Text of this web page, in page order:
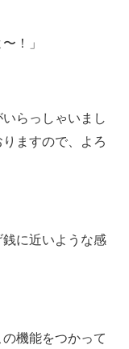
！」
らっしゃいまし
ますので、よろ
に近いような感
機能をつかって